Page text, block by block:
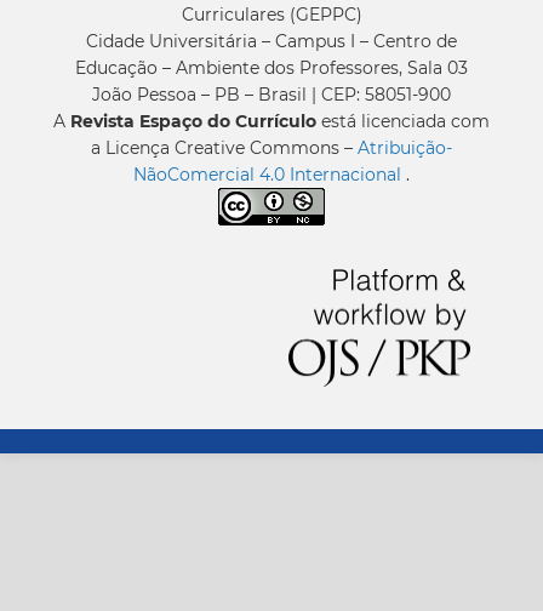
Curriculares (GEPPC)
Cidade Universitária – Campus I – Centro de
Educação – Ambiente dos Professores, Sala 03
João Pessoa – PB – Brasil | CEP: 58051-900
A Revista Espaço do Currículo está licenciada com
a Licença Creative Commons – Atribuição-
NãoComercial 4.0 Internacional .